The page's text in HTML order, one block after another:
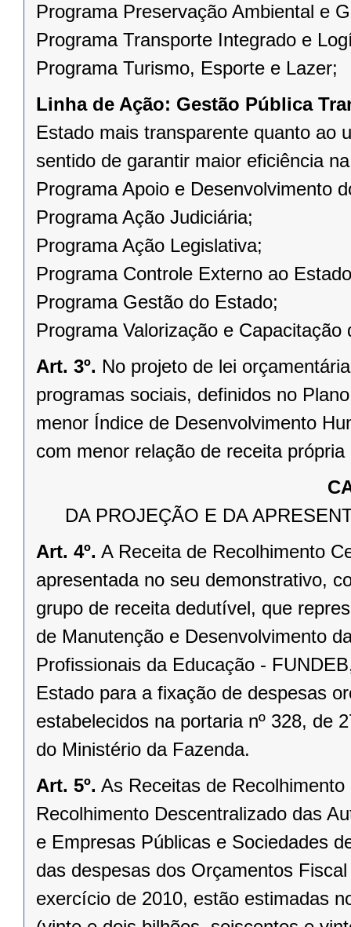
Programa Preservação Ambiental e
Programa Transporte Integrado e
Programa Turismo, Esporte e Lazer;
Linha de Ação: Gestão Pública
Estado mais transparente quanto ao
sentido de garantir maior eficiência
Programa Apoio e Desenvolvimento
Programa Ação Judiciária;
Programa Ação Legislativa;
Programa Controle Externo ao
Programa Gestão do Estado;
Programa Valorização e Capacitação
Art. 3º. No projeto de lei
programas sociais, definidos no
menor Índice de Desenvolvimento
com menor relação de receita
DA PROJEÇÃO E DA
Art. 4º. A Receita de Recolhimento
apresentada no seu demonstrativo,
grupo de receita dedutível, que
de Manutenção e Desenvolvimento
Profissionais da Educação -
Estado para a fixação de despesas
estabelecidos na portaria nº 328, de
do Ministério da Fazenda.
Art. 5º. As Receitas de
Recolhimento Descentralizado das
e Empresas Públicas e Sociedades
das despesas dos Orçamentos
exercício de 2010, estão estimadas